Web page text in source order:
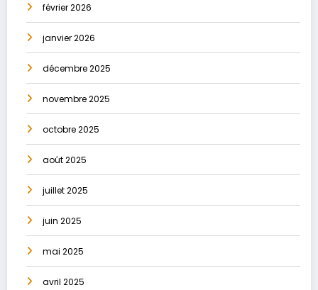
février 2026
janvier 2026
décembre 2025
novembre 2025
octobre 2025
août 2025
juillet 2025
juin 2025
mai 2025
avril 2025